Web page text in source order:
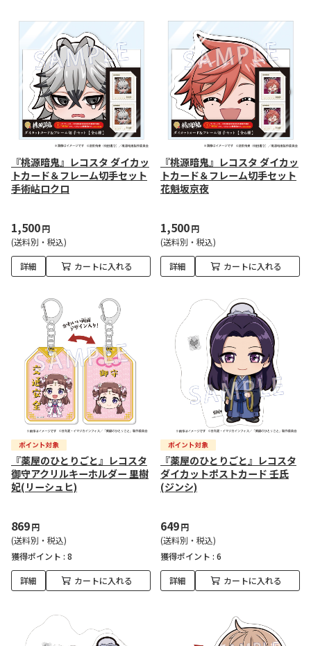
『桃源暗鬼』レコスタ ダイカッ
トカード＆フレーム切手セット
手術岾ロクロ
1,500円
(送料別・税込)
詳細 カートに入れる
『桃源暗鬼』レコスタ ダイカッ
トカード＆フレーム切手セット
花魁坂京夜
1,500円
(送料別・税込)
詳細 カートに入れる
『薬屋のひとりごと』レコスタ
御守アクリルキーホルダー 里樹
妃(リーシュヒ)
869円
(送料別・税込)
獲得ポイント : 8
詳細 カートに入れる
『薬屋のひとりごと』レコスタ
ダイカットポストカード 壬氏
(ジンシ)
649円
(送料別・税込)
獲得ポイント : 6
詳細 カートに入れる